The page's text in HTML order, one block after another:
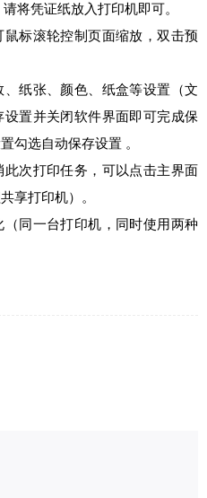
将凭证纸放入打印机即可。
标滚轮控制页面缩放，双击预
纸张、颜色、纸盒等设置（文
置并关闭软件界面即可完成保
勾选自动保存设置 。
次打印任务，可以点击主界面
享打印机）。
同一台打印机，同时使用两种